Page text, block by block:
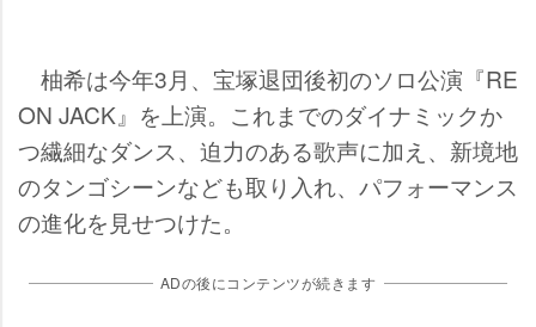
柚希は今年3月、宝塚退団後初のソロ公演『RE
ON JACK』を上演。これまでのダイナミックか
つ繊細なダンス、迫力のある歌声に加え、新境地
のタンゴシーンなども取り入れ、パフォーマンス
の進化を見せつけた。
ADの後にコンテンツが続きます